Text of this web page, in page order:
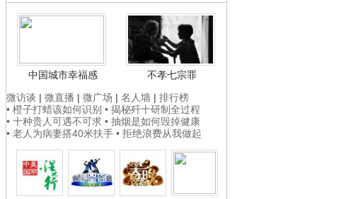
中国城市幸福感
不孝七宗罪
微访谈 | 微直播 | 微广场 | 名人墙 | 排行榜
• 橙子打蜡该如何识别 • 揭秘歼十研制全过程
• 十种贵人可遇不可求 • 抽烟是如何毁掉健康
• 老人为病妻搭40米扶手 • 拒绝浪费从我做起